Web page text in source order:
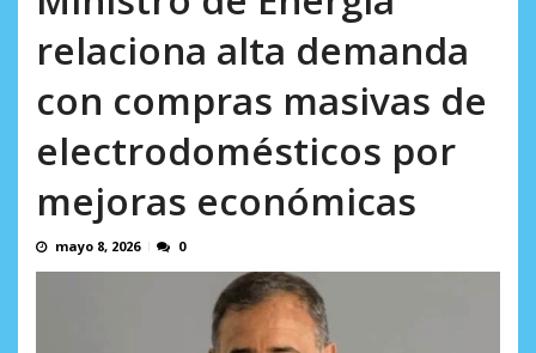
relaciona alta demanda
con compras masivas de
electrodomésticos por
mejoras económicas
mayo 8, 2026 0